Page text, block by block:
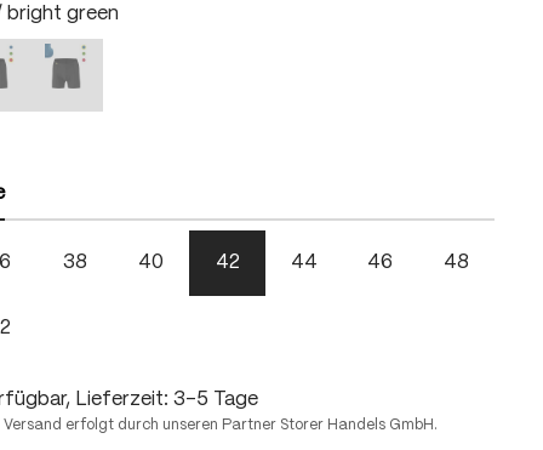
bright green
green
/ fire
Option ist zurzeit nicht verfügbar.)
black / skydiver
(Diese Option ist zurzeit nicht verfügbar.)
38 40 42 44 46 48
Lieferzeit: 3-5 Tage
Versand erfolgt durch unseren Partner Storer Handels GmbH.